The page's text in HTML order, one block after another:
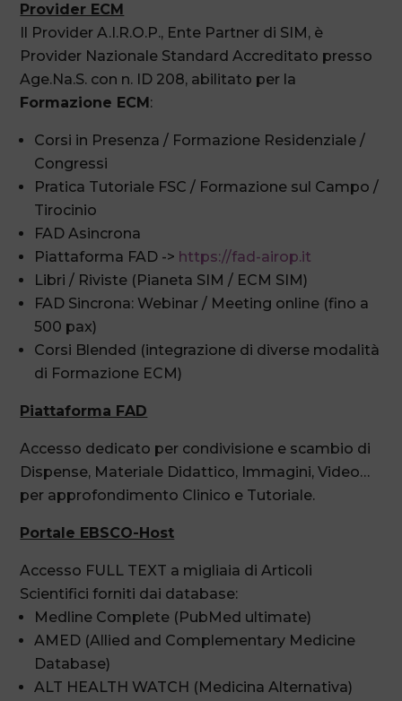
Provider ECM
Il Provider A.I.R.O.P., Ente Partner di SIM, è
Provider Nazionale Standard Accreditato presso
Age.Na.S. con n. ID 208, abilitato per la
Formazione ECM :
Corsi in Presenza / Formazione Residenziale /
Congressi
Pratica Tutoriale FSC / Formazione sul Campo /
Tirocinio
FAD Asincrona
Piattaforma FAD -> https://fad-airop.it
Libri / Riviste (Pianeta SIM / ECM SIM)
FAD Sincrona: Webinar / Meeting online (fino a
500 pax)
Corsi Blended (integrazione di diverse modalità
di Formazione ECM)
Piattaforma FAD
Accesso dedicato per condivisione e scambio di
Dispense, Materiale Didattico, Immagini, Video…
per approfondimento Clinico e Tutoriale.
Portale EBSCO-Host
Accesso FULL TEXT a migliaia di Articoli
Scientifici forniti dai database:
Medline Complete (PubMed ultimate)
AMED (Allied and Complementary Medicine
Database)
ALT HEALTH WATCH (Medicina Alternativa)